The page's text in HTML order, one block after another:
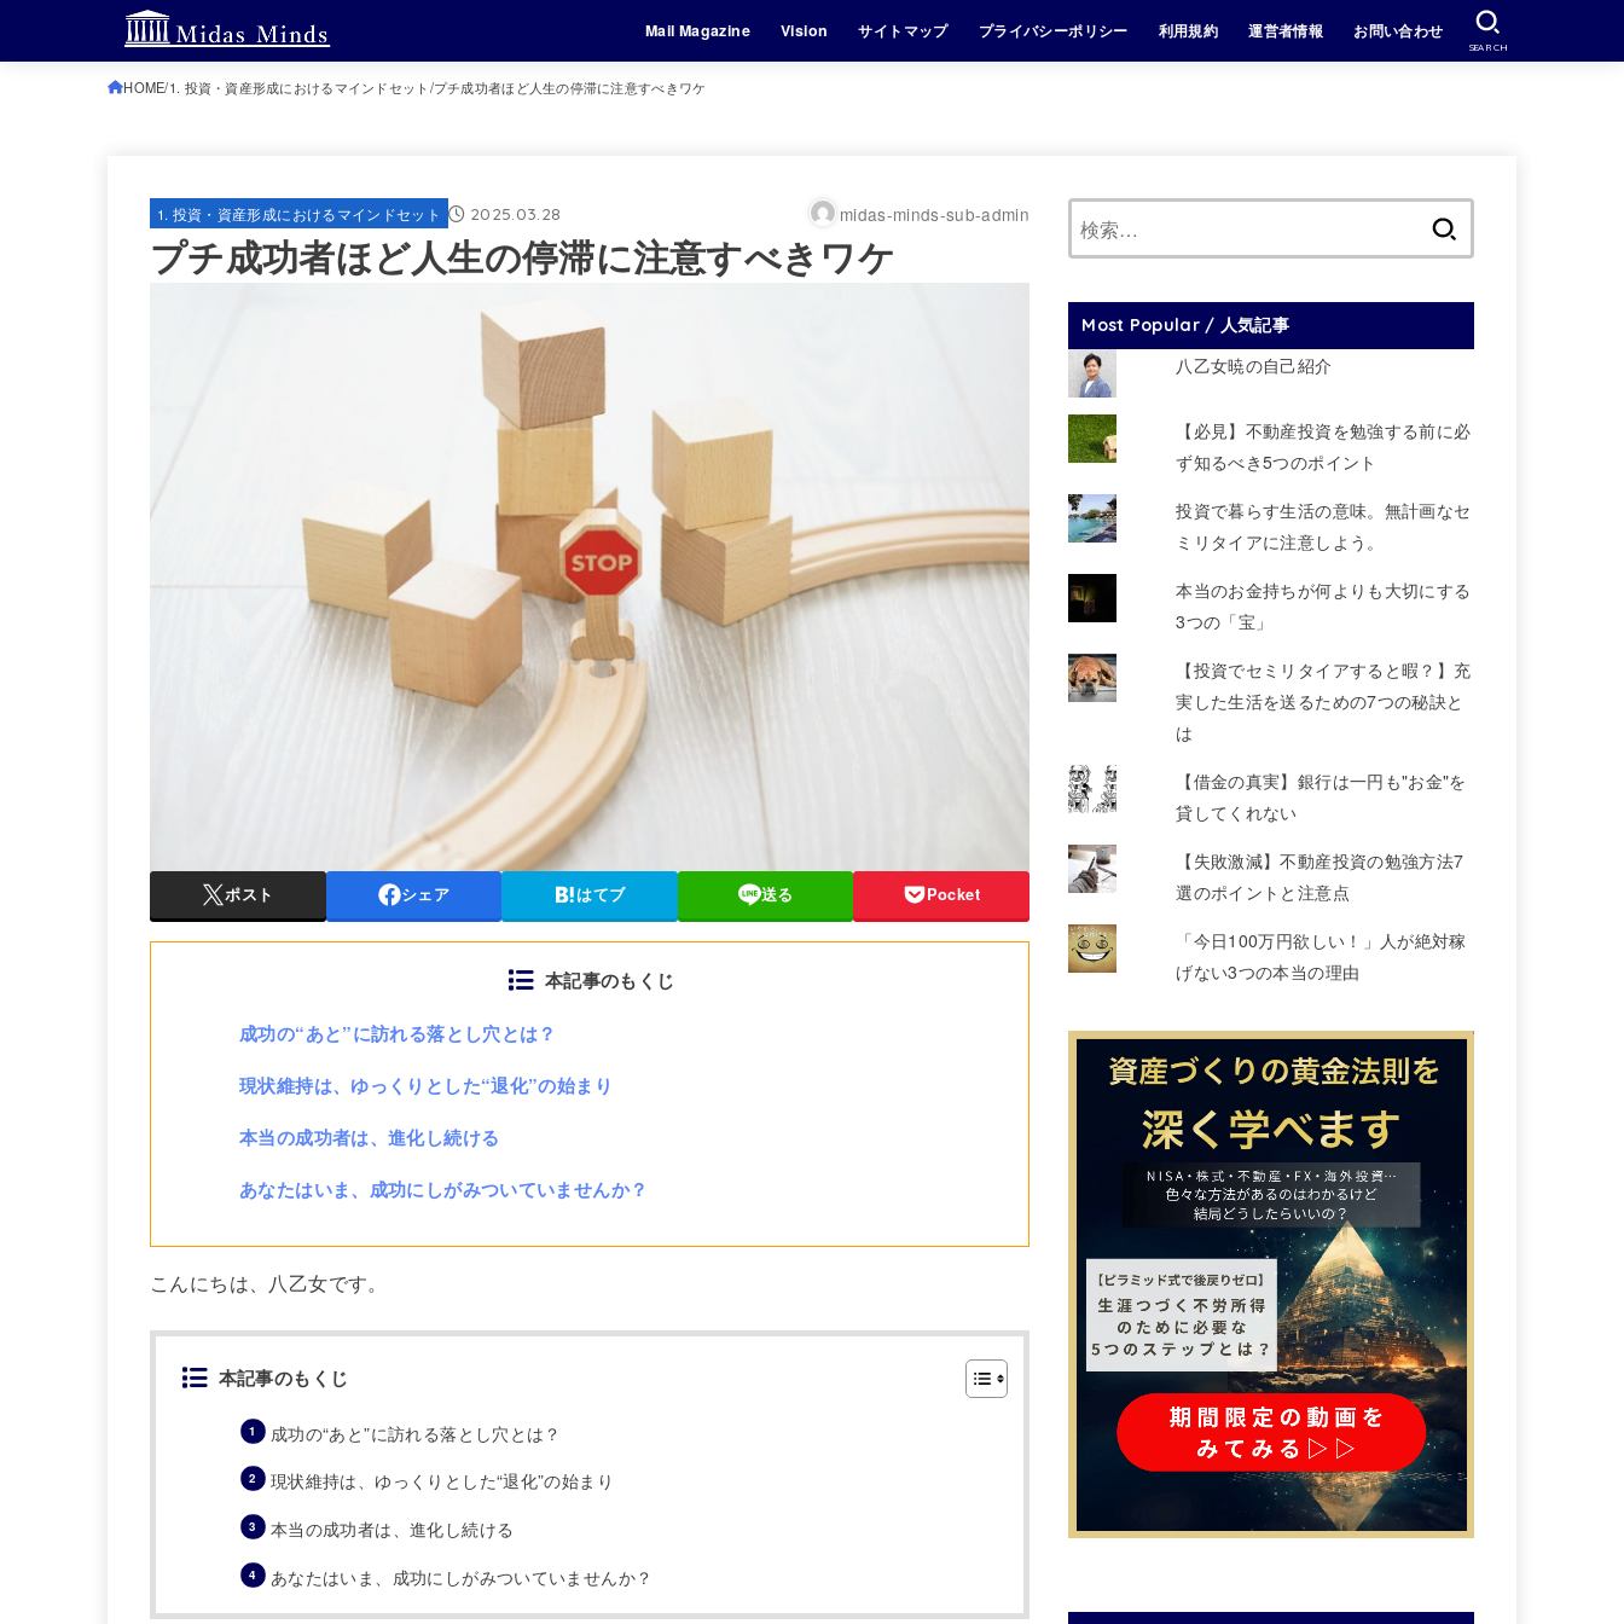
Mail Magazine Vision サイトマップ プライバシーポリシー 利用規約 運営者情報 お問い合わせ
SEARCH
HOME 1. 投資・資産形成におけるマインドセット プチ成功者ほど人生の停滞に注意すべきワケ
1. 投資・資産形成におけるマインドセット 2025.03.28 midas-minds-sub-admin
プチ成功者ほど人生の停滞に注意すべきワケ
ポスト シェア はてブ 送る Pocket
本記事のもくじ
成功の“あと”に訪れる落とし穴とは？
現状維持は、ゆっくりとした“退化”の始まり
本当の成功者は、進化し続ける
あなたはいま、成功にしがみついていませんか？
こんにちは、八乙女です。
本記事のもくじ
成功の“あと”に訪れる落とし穴とは？
現状維持は、ゆっくりとした“退化”の始まり
本当の成功者は、進化し続ける
あなたはいま、成功にしがみついていませんか？
Most Popular / 人気記事
八乙女暁の自己紹介
【必見】不動産投資を勉強する前に必
ず知るべき5つのポイント
投資で暮らす生活の意味。無計画なセ
ミリタイアに注意しよう。
本当のお金持ちが何よりも大切にする
3つの「宝」
【投資でセミリタイアすると暇？】充
実した生活を送るための7つの秘訣と
は
【借金の真実】銀行は一円も"お金"を
貸してくれない
【失敗激減】不動産投資の勉強方法7
選のポイントと注意点
「今日100万円欲しい！」人が絶対稼
げない3つの本当の理由